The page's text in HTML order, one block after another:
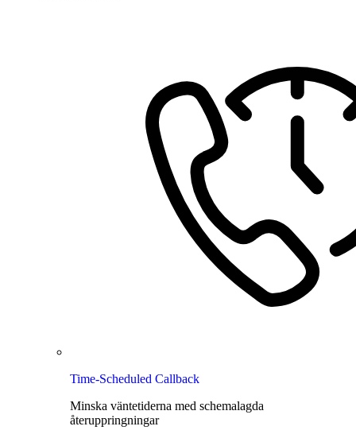
Time-Scheduled Callback
Minska väntetiderna med schemalagda
återuppringningar